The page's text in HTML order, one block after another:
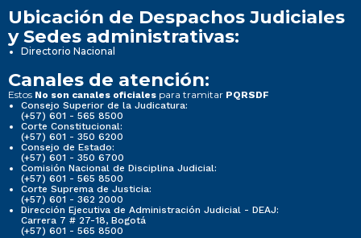
Ubicación de Despachos Judiciales
y Sedes administrativas:
Directorio Nacional
Canales de atención:
Estos No son canales oficiales para tramitar PQRSDF
Consejo Superior de la Judicatura:
(+57) 601 - 565 8500
Corte Constitucional:
(+57) 601 - 350 6200
Consejo de Estado:
(+57) 601 - 350 6700
Comisión Nacional de Disciplina Judicial:
(+57) 601 - 565 8500
Corte Suprema de Justicia:
(+57) 601 - 362 2000
Dirección Ejecutiva de Administración Judicial - DEAJ:
Carrera 7 # 27-18, Bogotá
(+57) 601 - 565 8500